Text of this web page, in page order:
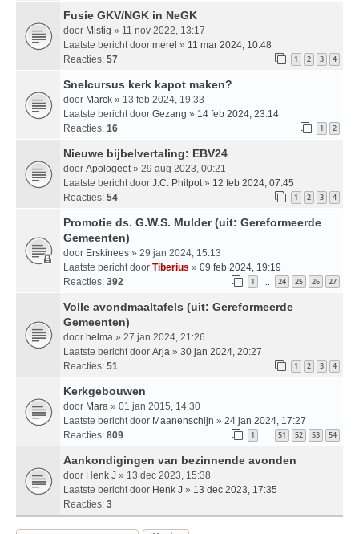
Fusie GKV/NGK in NeGK
door Mistig » 11 nov 2022, 13:17
Laatste bericht door merel » 11 mar 2024, 10:48
Reacties: 57 1 2 3 4
Snelcursus kerk kapot maken?
door Marck » 13 feb 2024, 19:33
Laatste bericht door Gezang » 14 feb 2024, 23:14
Reacties: 16 1 2
Nieuwe bijbelvertaling: EBV24
door Apologeet » 29 aug 2023, 00:21
Laatste bericht door J.C. Philpot » 12 feb 2024, 07:45
Reacties: 54 1 2 3 4
Promotie ds. G.W.S. Mulder (uit: Gereformeerde
Gemeenten)
door Erskinees » 29 jan 2024, 15:13
Laatste bericht door Tiberius » 09 feb 2024, 19:19
Reacties: 392 1 … 24 25 26 27
Volle avondmaaltafels (uit: Gereformeerde
Gemeenten)
door helma » 27 jan 2024, 21:26
Laatste bericht door Arja » 30 jan 2024, 20:27
Reacties: 51 1 2 3 4
Kerkgebouwen
door Mara » 01 jan 2015, 14:30
Laatste bericht door Maanenschijn » 24 jan 2024, 17:27
Reacties: 809 1 … 51 52 53 54
Aankondigingen van bezinnende avonden
door Henk J » 13 dec 2023, 15:38
Laatste bericht door Henk J » 13 dec 2023, 17:35
Reacties: 3